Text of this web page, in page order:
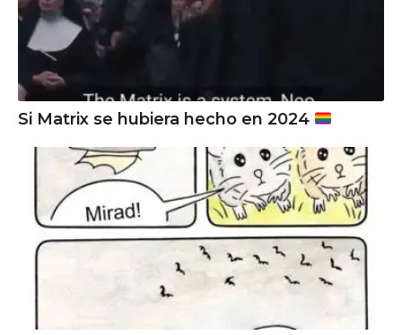
Si Matrix se hubiera hecho en 2024